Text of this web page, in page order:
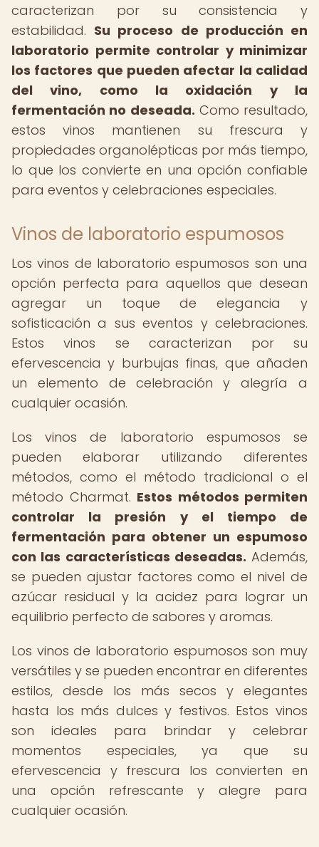
caracterizan por su consistencia y
estabilidad. Su proceso de producción en
laboratorio permite controlar y minimizar
los factores que pueden afectar la calidad
del vino, como la oxidación y la
fermentación no deseada. Como resultado,
estos vinos mantienen su frescura y
propiedades organolépticas por más tiempo,
lo que los convierte en una opción confiable
para eventos y celebraciones especiales.
Vinos de laboratorio espumosos
Los vinos de laboratorio espumosos son una
opción perfecta para aquellos que desean
agregar un toque de elegancia y
sofisticación a sus eventos y celebraciones.
Estos vinos se caracterizan por su
efervescencia y burbujas finas, que añaden
un elemento de celebración y alegría a
cualquier ocasión.
Los vinos de laboratorio espumosos se
pueden elaborar utilizando diferentes
métodos, como el método tradicional o el
método Charmat. Estos métodos permiten
controlar la presión y el tiempo de
fermentación para obtener un espumoso
con las características deseadas. Además,
se pueden ajustar factores como el nivel de
azúcar residual y la acidez para lograr un
equilibrio perfecto de sabores y aromas.
Los vinos de laboratorio espumosos son muy
versátiles y se pueden encontrar en diferentes
estilos, desde los más secos y elegantes
hasta los más dulces y festivos. Estos vinos
son ideales para brindar y celebrar
momentos especiales, ya que su
efervescencia y frescura los convierten en
una opción refrescante y alegre para
cualquier ocasión.